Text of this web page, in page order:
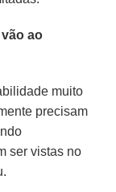
ao
muito
precisam
ser vistas no